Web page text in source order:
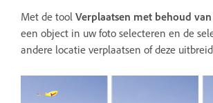
Met de tool Verplaatsen met behoud
een object in uw foto selecteren en de
andere locatie verplaatsen of deze